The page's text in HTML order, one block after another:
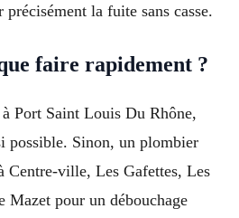
la fuite sans casse.
faire rapidement ?
Port Saint Louis Du Rhône,
possible. Sinon, un plombier
Centre-ville, Les Gafettes, Les
Mazet pour un débouchage